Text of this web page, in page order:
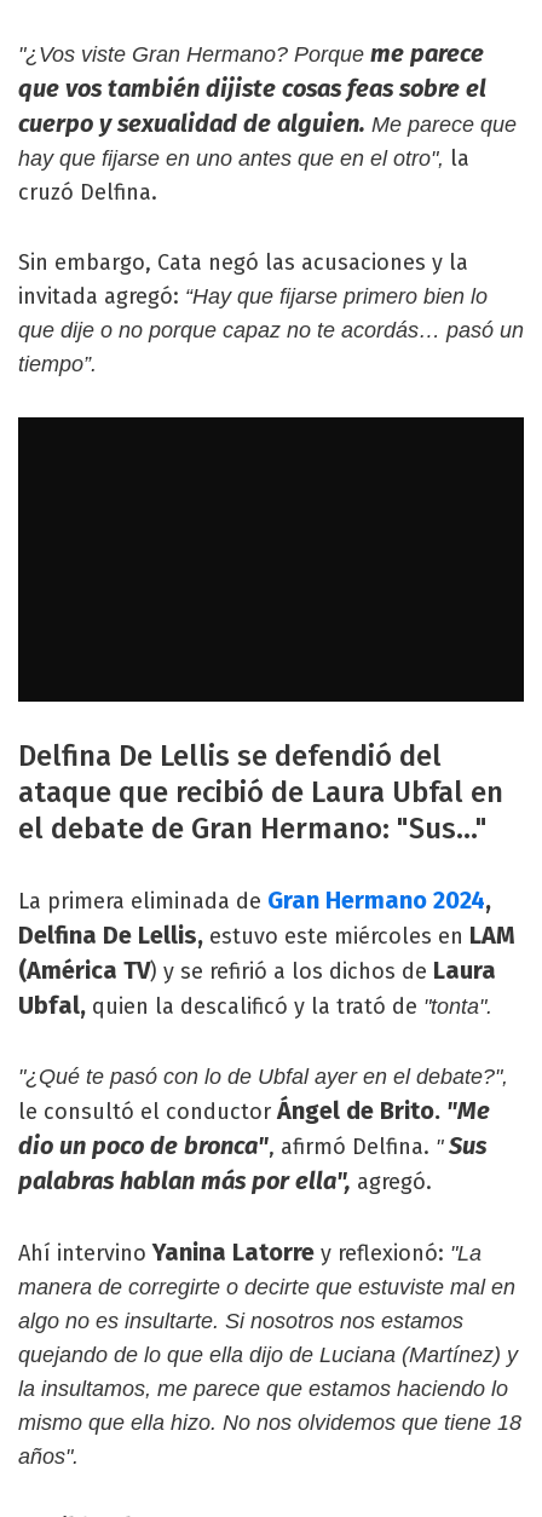
"¿Vos viste Gran Hermano? Porque me parece
que vos también dijiste cosas feas sobre el
cuerpo y sexualidad de alguien. Me parece que
hay que fijarse en uno antes que en el otro", la
cruzó Delfina.
Sin embargo, Cata negó las acusaciones y la
invitada agregó: “Hay que fijarse primero bien lo
que dije o no porque capaz no te acordás… pasó un
tiempo”.
Delfina De Lellis se defendió del
ataque que recibió de Laura Ubfal en
el debate de Gran Hermano: "Sus..."
La primera eliminada de Gran Hermano 2024,
Delfina De Lellis, estuvo este miércoles en LAM
(América TV) y se refirió a los dichos de Laura
Ubfal, quien la descalificó y la trató de "tonta".
"¿Qué te pasó con lo de Ubfal ayer en el debate?",
le consultó el conductorÁngel de Brito. "Me
dio un poco de bronca", afirmó Delfina. "Sus
palabras hablan más por ella", agregó.
Ahí intervino Yanina Latorre y reflexionó: "La
manera de corregirte o decirte que estuviste mal en
algo no es insultarte. Si nosotros nos estamos
quejando de lo que ella dijo de Luciana (Martínez) y
la insultamos, me parece que estamos haciendo lo
mismo que ella hizo. No nos olvidemos que tiene 18
años".